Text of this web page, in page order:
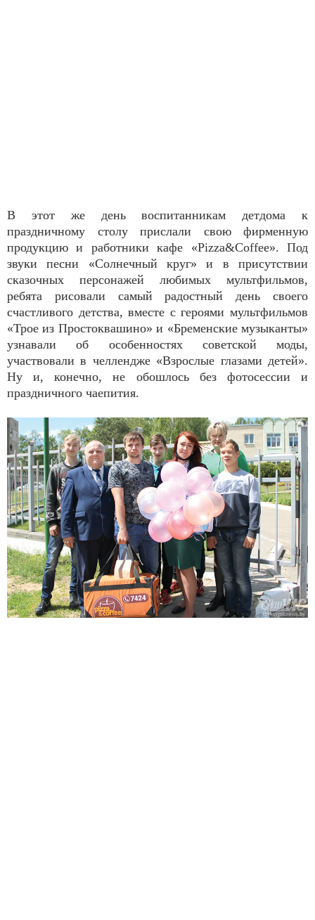
В этот же день воспитанникам детдома к
праздничному столу прислали свою фирменную
продукцию и работники кафе «Pizza&Coffee». Под
звуки песни «Солнечный круг» и в присутствии
сказочных персонажей любимых мультфильмов,
ребята рисовали самый радостный день своего
счастливого детства, вместе с героями мультфильмов
«Трое из Простоквашино» и «Бременские музыканты»
узнавали об особенностях советской моды,
участвовали в челлендже «Взрослые глазами детей».
Ну и, конечно, не обошлось без фотосессии и
праздничного чаепития.